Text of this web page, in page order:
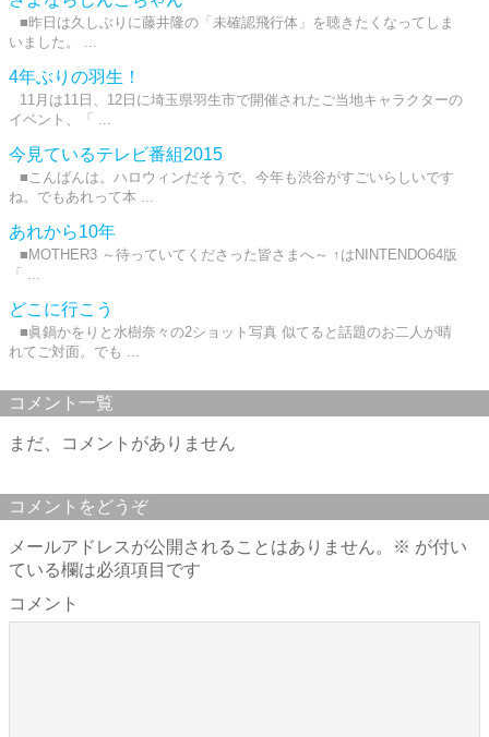
■昨日は久しぶりに藤井隆の「未確認飛行体」を聴きたくなってしま
いました。 ...
4年ぶりの羽生！
11月は11日、12日に埼玉県羽生市で開催されたご当地キャラクターの
イベント、「 ...
今見ているテレビ番組2015
■こんばんは。ハロウィンだそうで、今年も渋谷がすごいらしいです
ね。でもあれって本 ...
あれから10年
■MOTHER3 ～待っていてくださった皆さまへ～ ↑はNINTENDO64版
「 ...
どこに行こう
■眞鍋かをりと水樹奈々の2ショット写真 似てると話題のお二人が晴
れてご対面。でも ...
コメント一覧
まだ、コメントがありません
コメントをどうぞ
メールアドレスが公開されることはありません。 ※ が付い
ている欄は必須項目です
コメント